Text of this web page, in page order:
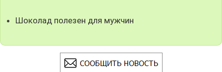
Шоколад полезен для мужчин